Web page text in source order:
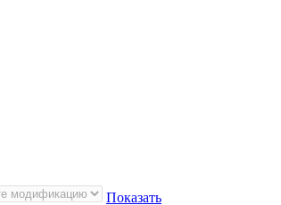
Показать